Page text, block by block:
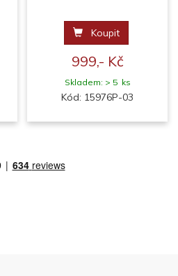
Koupit
999,- Kč
Skladem: > 5 ks
Kód: 15976P-03